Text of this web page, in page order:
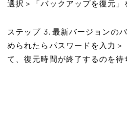
選択＞「バックアップを復元」
ステップ 3. 最新バージョンの
められたらパスワードを入力＞
て、復元時間が終了するのを待